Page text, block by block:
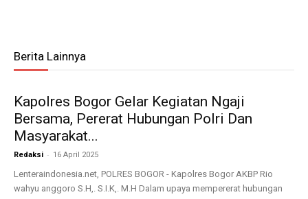
Berita Lainnya
Kapolres Bogor Gelar Kegiatan Ngaji
Bersama, Pererat Hubungan Polri Dan
Masyarakat...
Redaksi - 16 April 2025
Lenteraindonesia.net, POLRES BOGOR - Kapolres Bogor AKBP Rio
wahyu anggoro S.H,. S.I.K,. M.H Dalam upaya mempererat hubungan